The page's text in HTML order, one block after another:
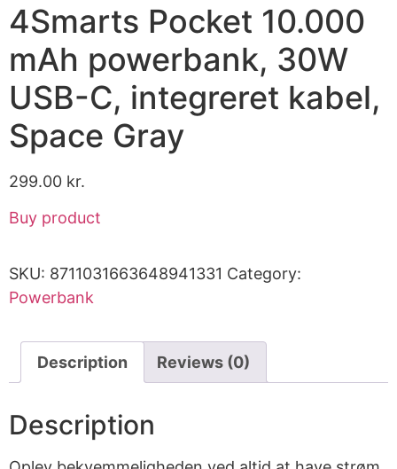
4Smarts Pocket 10.000
mAh powerbank, 30W
USB-C, integreret kabel,
Space Gray
299.00 kr.
Buy product
SKU: 8711031663648941331 Category:
Powerbank
Description Reviews (0)
Description